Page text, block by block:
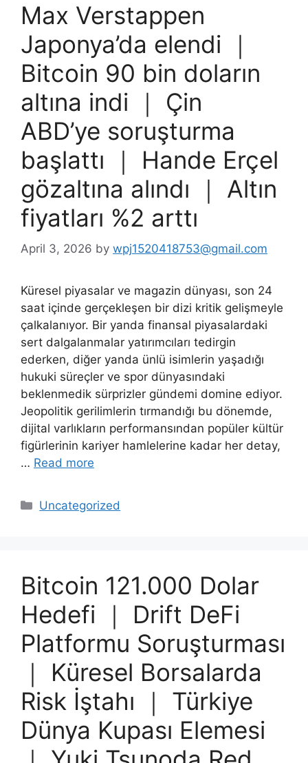
Max Verstappen
Japonya’da elendi ｜
Bitcoin 90 bin doların
altına indi ｜ Çin
ABD’ye soruşturma
başlattı ｜ Hande Erçel
gözaltına alındı ｜ Altın
fiyatları %2 arttı
April 3, 2026 by wpj1520418753@gmail.com
Küresel piyasalar ve magazin dünyası, son 24
saat içinde gerçekleşen bir dizi kritik gelişmeyle
çalkalanıyor. Bir yanda finansal piyasalardaki
sert dalgalanmalar yatırımcıları tedirgin
ederken, diğer yanda ünlü isimlerin yaşadığı
hukuki süreçler ve spor dünyasındaki
beklenmedik sürprizler gündemi domine ediyor.
Jeopolitik gerilimlerin tırmandığı bu dönemde,
dijital varlıkların performansından popüler kültür
figürlerinin kariyer hamlelerine kadar her detay,
… Read more
Categories
Uncategorized
Bitcoin 121.000 Dolar
Hedefi ｜ Drift DeFi
Platformu Soruşturması
｜ Küresel Borsalarda
Risk İştahı ｜ Türkiye
Dünya Kupası Elemesi